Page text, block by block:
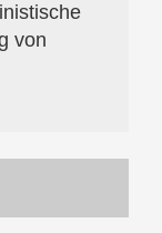
von